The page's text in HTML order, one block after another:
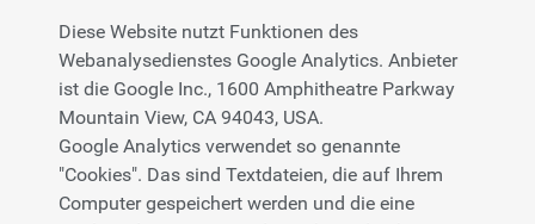
Diese Website nutzt Funktionen des
Webanalysedienstes Google Analytics. Anbieter
ist die Google Inc., 1600 Amphitheatre Parkway
Mountain View, CA 94043, USA.
Google Analytics verwendet so genannte
"Cookies". Das sind Textdateien, die auf Ihrem
Computer gespeichert werden und die eine